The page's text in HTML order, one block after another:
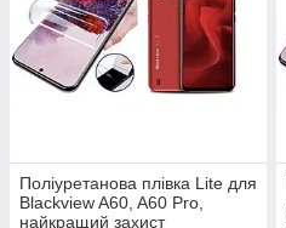
Поліуретанова плівка Lite для
Blackview A60, A60 Pro,
найкращий захист